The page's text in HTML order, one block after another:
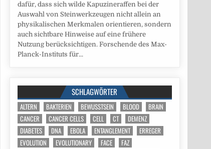
dafür, dass sich wilde Kapuzineraffen bei der
Auswahl von Steinwerkzeugen nicht allein an
physikalischen Merkmalen orientieren, sondern
auch sichtbare Hinweise auf eine frühere
Nutzung berücksichtigen. Forschende des Max-
Planck-Instituts für...
SCHLAGWÖRTER
ALTERN BAKTERIEN BEWUSSTSEIN BLOOD
BRAIN
CANCER
CANCER CELLS CELL CT
DEMENZ
DIABETES
DNA EBOLA ENTANGLEMENT
ERREGER
EVOLUTION
EVOLUTIONARY FACE
FAZ